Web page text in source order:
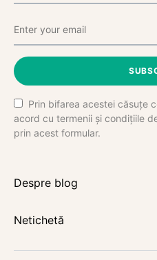
Prin bifarea acestei căsuțe
acord cu termenii și condițiile
prin acest formular.
Despre blog
Netichetă